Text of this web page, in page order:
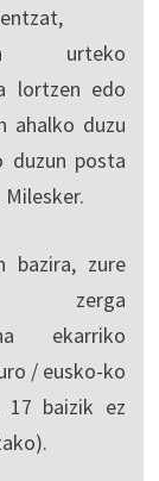
urteko
lortzen edo
ahalko duzu
duzun posta
Milesker.
bazira, zure
zerga
ekarriko
/ eusko-ko
17 baizik ez